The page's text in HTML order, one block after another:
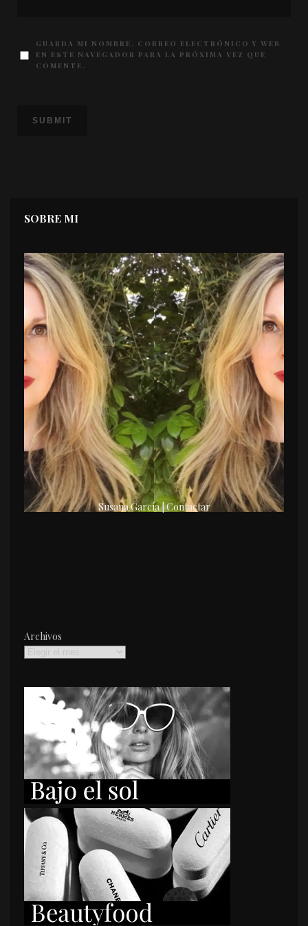
GUARDA MI NOMBRE, CORREO ELECTRÓNICO Y WEB
EN ESTE NAVEGADOR PARA LA PRÓXIMA VEZ QUE
COMENTE.
SOBRE MI
Susana García | Contactar
Archivos